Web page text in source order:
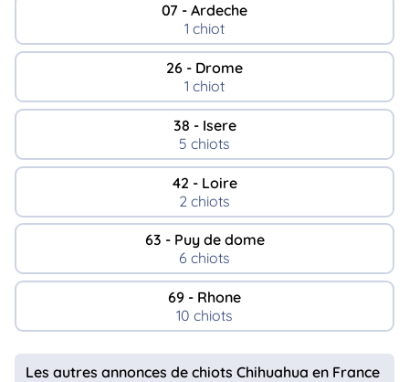
07 - Ardeche
1 chiot
26 - Drome
1 chiot
38 - Isere
5 chiots
42 - Loire
2 chiots
63 - Puy de dome
6 chiots
69 - Rhone
10 chiots
Les autres annonces de chiots Chihuahua en France